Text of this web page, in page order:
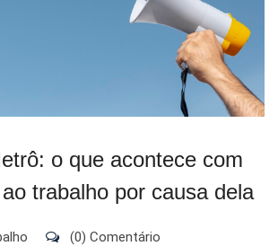
o que acontece com
trabalho por causa dela
(0) Comentário